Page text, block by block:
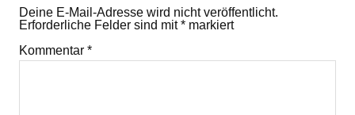
Deine E-Mail-Adresse wird nicht veröffentlicht.
Erforderliche Felder sind mit* markiert
Kommentar *